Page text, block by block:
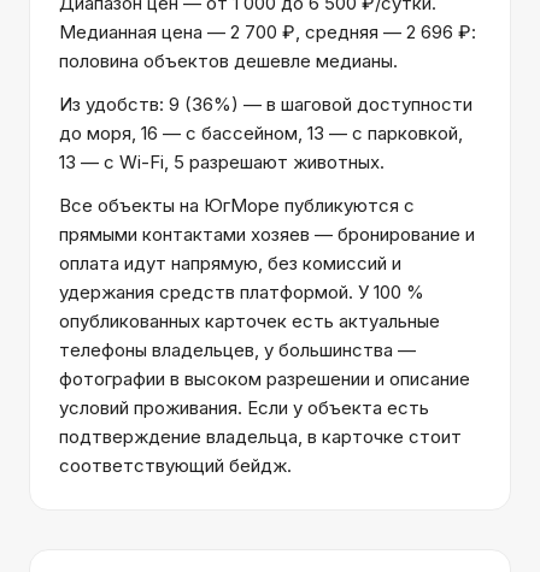
Медианная цена — 2 700 ₽, средняя — 2 696 ₽:
половина объектов дешевле медианы.
Из удобств: 9 (36%) — в шаговой доступности
до моря, 16 — с бассейном, 13 — с парковкой,
13 — с Wi-Fi, 5 разрешают животных.
Все объекты на ЮгМоре публикуются с
прямыми контактами хозяев — бронирование и
оплата идут напрямую, без комиссий и
удержания средств платформой. У 100 %
опубликованных карточек есть актуальные
телефоны владельцев, у большинства —
фотографии в высоком разрешении и описание
условий проживания. Если у объекта есть
подтверждение владельца, в карточке стоит
соответствующий бейдж.